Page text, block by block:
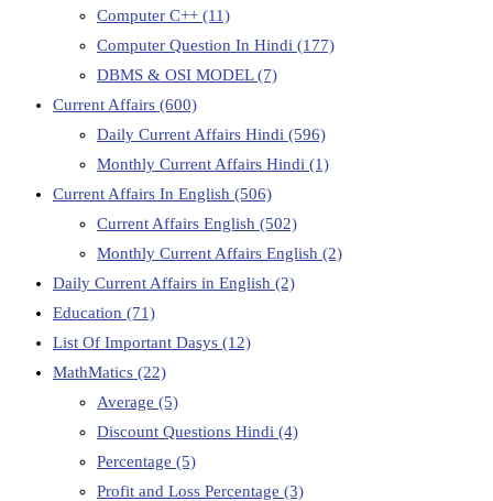
Computer C++ (11)
Computer Question In Hindi (177)
DBMS & OSI MODEL(7)
Current Affairs (600)
Daily Current Affairs Hindi (596)
Monthly Current Affairs Hindi (1)
Current Affairs In English (506)
Current Affairs English (502)
Monthly Current Affairs English (2)
Daily Current Affairs in English (2)
Education (71)
List Of Important Dasys (12)
MathMatics (22)
Average (5)
Discount Questions Hindi (4)
Percentage (5)
Profit and Loss Percentage (3)